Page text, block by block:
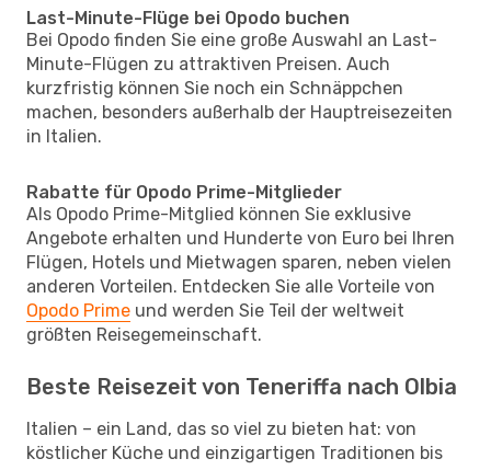
Last-Minute-Flüge bei Opodo buchen
Bei Opodo finden Sie eine große Auswahl an Last-
Minute-Flügen zu attraktiven Preisen. Auch
kurzfristig können Sie noch ein Schnäppchen
machen, besonders außerhalb der Hauptreisezeiten
in Italien.
Rabatte für Opodo Prime-Mitglieder
Als Opodo Prime-Mitglied können Sie exklusive
Angebote erhalten und Hunderte von Euro bei Ihren
Flügen, Hotels und Mietwagen sparen, neben vielen
anderen Vorteilen. Entdecken Sie alle Vorteile von
Opodo Prime und werden Sie Teil der weltweit
größten Reisegemeinschaft.
Beste Reisezeit von Teneriffa nach Olbia
Italien – ein Land, das so viel zu bieten hat: von
köstlicher Küche und einzigartigen Traditionen bis